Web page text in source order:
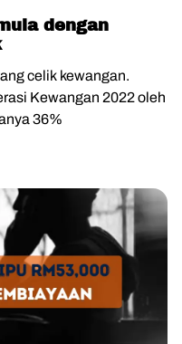
dengan
celik kewangan.
Kewangan 2022 oleh
36%